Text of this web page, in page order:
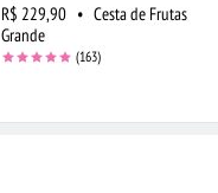
R$ 229,90 • Cesta de Frutas
Grande
(163)